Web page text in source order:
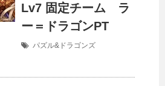
Lv7 固定チーム ラ
ー＝ドラゴンPT
パズル&ドラゴンズ